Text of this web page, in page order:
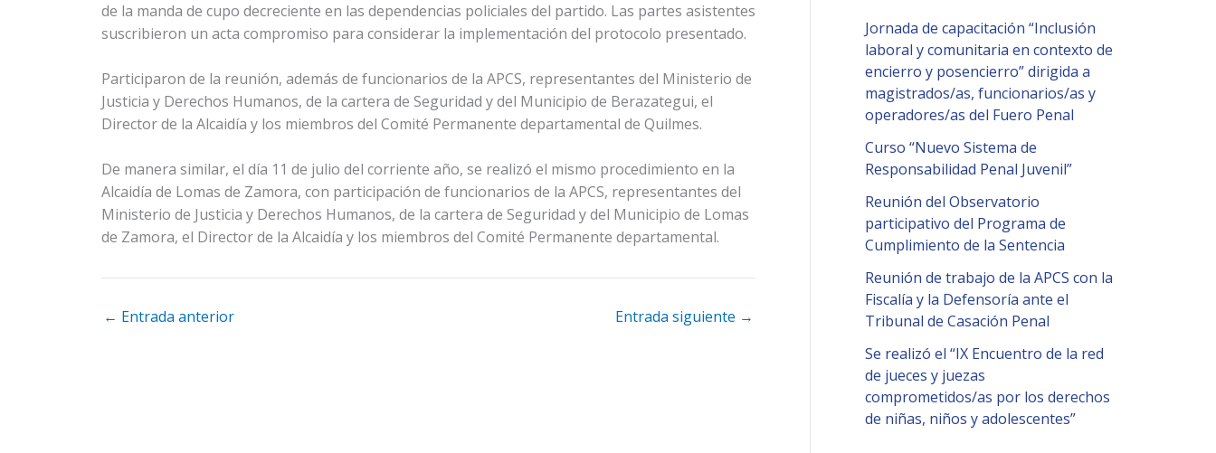
de la manda de cupo decreciente en las dependencias policiales del partido. Las partes asistentes
suscribieron un acta compromiso para considerar la implementación del protocolo presentado.
Participaron de la reunión, además de funcionarios de la APCS, representantes del Ministerio de
Justicia y Derechos Humanos, de la cartera de Seguridad y del Municipio de Berazategui, el
Director de la Alcaidía y los miembros del Comité Permanente departamental de Quilmes.
De manera similar, el día 11 de julio del corriente año, se realizó el mismo procedimiento en la
Alcaidía de Lomas de Zamora, con participación de funcionarios de la APCS, representantes del
Ministerio de Justicia y Derechos Humanos, de la cartera de Seguridad y del Municipio de Lomas
de Zamora, el Director de la Alcaidía y los miembros del Comité Permanente departamental.
← Entrada anterior Entrada siguiente →
Jornada de capacitación “Inclusión
laboral y comunitaria en contexto de
encierro y posencierro” dirigida a
magistrados/as, funcionarios/as y
operadores/as del Fuero Penal
Curso “Nuevo Sistema de
Responsabilidad Penal Juvenil”
Reunión del Observatorio
participativo del Programa de
Cumplimiento de la Sentencia
Reunión de trabajo de la APCS con la
Fiscalía y la Defensoría ante el
Tribunal de Casación Penal
Se realizó el “IX Encuentro de la red
de jueces y juezas
comprometidos/as por los derechos
de niñas, niños y adolescentes”